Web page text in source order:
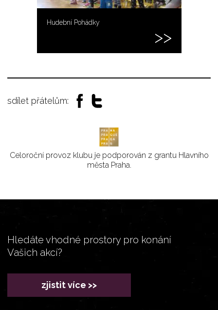
Hudební Pohádky
sdílet přátelům:
Celoroční provoz klubu je podporován z grantu Hlavního
města Praha.
Hledáte vhodné prostory pro konání
Vašich akcí?
zjistit více >>